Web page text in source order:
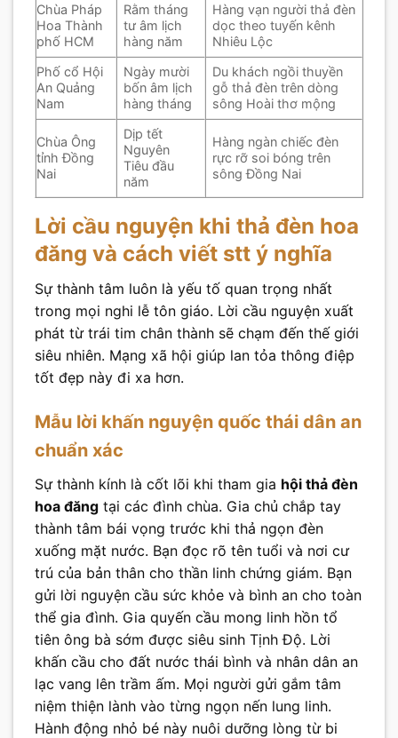
Chùa Pháp
Hoa Thành
phố HCM
Rằm tháng
tư âm lịch
hàng năm
Hàng vạn người thả đèn
dọc theo tuyến kênh
Nhiêu Lộc
Phố cổ Hội
An Quảng
Nam
Ngày mười
bốn âm lịch
hàng tháng
Du khách ngồi thuyền
gỗ thả đèn trên dòng
sông Hoài thơ mộng
Chùa Ông
tỉnh Đồng
Nai
Dịp tết
Nguyên
Tiêu đầu
năm
Hàng ngàn chiếc đèn
rực rỡ soi bóng trên
sông Đồng Nai
Lời cầu nguyện khi thả đèn hoa
đăng và cách viết stt ý nghĩa
Sự thành tâm luôn là yếu tố quan trọng nhất
trong mọi nghi lễ tôn giáo. Lời cầu nguyện xuất
phát từ trái tim chân thành sẽ chạm đến thế giới
siêu nhiên. Mạng xã hội giúp lan tỏa thông điệp
tốt đẹp này đi xa hơn.
Mẫu lời khấn nguyện quốc thái dân an
chuẩn xác
Sự thành kính là cốt lõi khi tham gia hội thả đèn
hoa đăng tại các đình chùa. Gia chủ chắp tay
thành tâm bái vọng trước khi thả ngọn đèn
xuống mặt nước. Bạn đọc rõ tên tuổi và nơi cư
trú của bản thân cho thần linh chứng giám. Bạn
gửi lời nguyện cầu sức khỏe và bình an cho toàn
thể gia đình. Gia quyến cầu mong linh hồn tổ
tiên ông bà sớm được siêu sinh Tịnh Độ. Lời
khấn cầu cho đất nước thái bình và nhân dân an
lạc vang lên trầm ấm. Mọi người gửi gắm tâm
niệm thiện lành vào từng ngọn nến lung linh.
Hành động nhỏ bé này nuôi dưỡng lòng từ bi